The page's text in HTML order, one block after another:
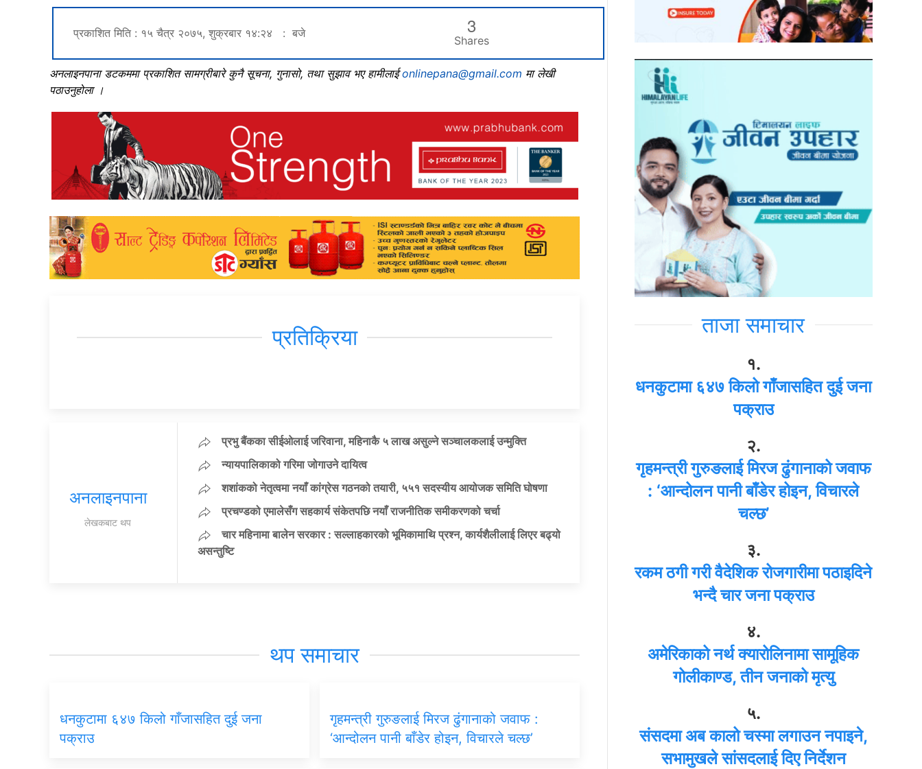
प्रकाशित मिति : १५ चैत्र २०७५, शुक्रबार १४:२४ : बजे 3
Shares
अनलाइनपाना डटकममा प्रकाशित सामग्रीबारे कुनै सूचना, गुनासो, तथा सुझाव भए हामीलाईonlinepana@gmail.com मा लेखी
पठाउनुहोला ।
प्रतिक्रिया
अनलाइनपाना
लेखकबाट थप
प्रभु बैंकका सीईओलाई जरिवाना, महिनाकै ५ लाख असुल्ने सञ्चालकलाई उन्मुक्ति
न्यायपालिकाको गरिमा जोगाउने दायित्व
शशांकको नेतृत्वमा नयाँ कांग्रेस गठनको तयारी, ५५१ सदस्यीय आयोजक समिति घोषणा
प्रचण्डको एमालेसँग सहकार्य संकेतपछि नयाँ राजनीतिक समीकरणको चर्चा
चार महिनामा बालेन सरकार : सल्लाहकारको भूमिकामाथि प्रश्न, कार्यशैलीलाई लिएर बढ्यो
असन्तुष्टि
थप समाचार
धनकुटामा ६४७ किलो गाँजासहित दुई जना
पक्राउ
गृहमन्त्री गुरुङलाई मिरज ढुंगानाको जवाफ :
‘आन्दोलन पानी बाँडेर होइन, विचारले चल्छ’
ताजा समाचार
१.
धनकुटामा ६४७ किलो गाँजासहित दुई जना
पक्राउ
२.
गृहमन्त्री गुरुङलाई मिरज ढुंगानाको जवाफ
: ‘आन्दोलन पानी बाँडेर होइन, विचारले
चल्छ’
३.
रकम ठगी गरी वैदेशिक रोजगारीमा पठाइदिने
भन्दै चार जना पक्राउ
४.
अमेरिकाको नर्थ क्यारोलिनामा सामूहिक
गोलीकाण्ड, तीन जनाको मृत्यु
५.
संसदमा अब कालो चस्मा लगाउन नपाइने,
सभामुखले सांसदलाई दिए निर्देशन